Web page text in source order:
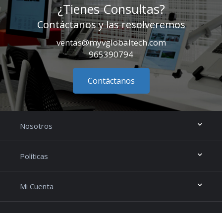
¿Tienes Consultas?
Contáctanos y las resolveremos
ventas@myvglobaltech.com
965390794
Contáctanos
Nosotros
Políticas
Mi Cuenta